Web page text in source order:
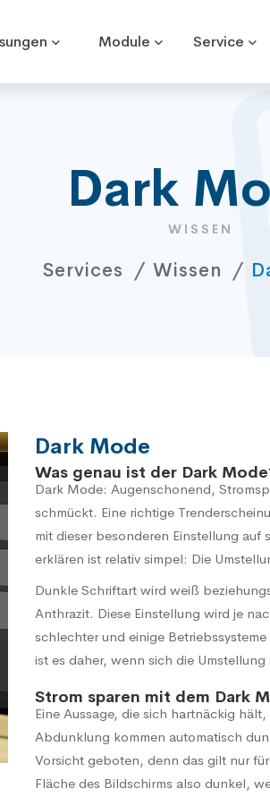
Module Service
Dark
WISSEN
Services Wissen
Dark Mode
Was genau ist der Dark
Dark Mode: Augenschonend,
schmückt. Eine richtige
mit dieser besonderen Einstellung
erklären ist relativ simpel: Die
Dunkle Schriftart wird weiß
Anthrazit. Diese Einstellung wird je
schlechter und einige
ist es daher, wenn sich die
Strom sparen mit dem Dark
Eine Aussage, die sich hartnäckig
Abdunklung kommen automatisch
Vorsicht geboten, denn das gilt nur für
Fläche des Bildschirms also dunkel,